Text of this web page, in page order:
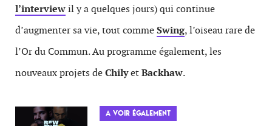
l’interviewil y a quelques jours) qui continue
d’augmenter sa vie, tout commeSwing, l’oiseau rare de
l’Or du Commun. Au programme également, les
nouveaux projets deChilyetBackhaw.
A VOIR ÉGALEMENT